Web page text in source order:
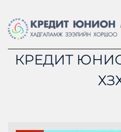
КРЕДИТ